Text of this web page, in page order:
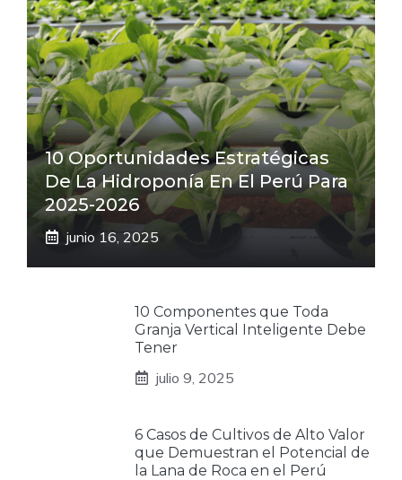
10 Oportunidades Estratégicas
De La Hidroponía En El Perú Para
2025-2026
junio 16, 2025
10 Componentes que Toda
Granja Vertical Inteligente Debe
Tener
julio 9, 2025
6 Casos de Cultivos de Alto Valor
que Demuestran el Potencial de
la Lana de Roca en el Perú